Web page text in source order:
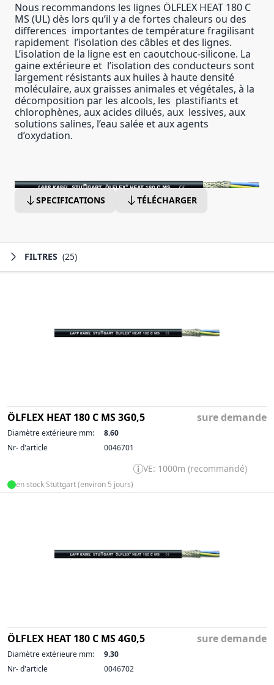
Nous recommandons les lignes ÖLFLEX HEAT 180 C
MS (UL) dès lors qu’il y a de fortes chaleurs ou des
differences importantes de température fragilisant
rapidement l’isolation des câbles et des lignes.
L’isolation de la ligne est en caoutchouc-silicone. La
gaine extérieure et l’isolation des conducteurs sont
largement résistants aux huiles à haute densité
moléculaire, aux graisses animales et végétales, à la
décomposition par les alcools, les plastifiants et
chlorophènes, aux acides dilués, aux lessives, aux
solutions salines, l’eau salée et aux agents
d’oxydation.
SPECIFICATIONS TÉLÉCHARGER
FILTRES (25)
ÖLFLEX HEAT 180 C MS 3G0,5 sure demande
Diamètre extérieure mm:
8.60
Nr- d'article
0046701
VE: 1000m (recommandé)
en stock Stuttgart (environ 5 jours)
ÖLFLEX HEAT 180 C MS 4G0,5 sure demande
Diamètre extérieure mm:
9.30
Nr- d'article
0046702